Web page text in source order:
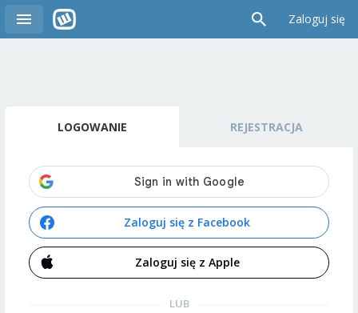
Zaloguj się
LOGOWANIE REJESTRACJA
Zaloguj się z Facebook
Zaloguj się z Apple
LUB